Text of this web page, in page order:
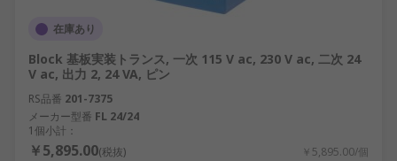
在庫あり
Block 基板実装トランス, 一次 115 V ac, 230 V ac, 二次 24
V ac, 出力 2, 24 VA, ピン
RS品番 201-7375
メーカー型番 FL 24/24
1個小計：
￥5,895.00(税抜) ￥5,895.00/個